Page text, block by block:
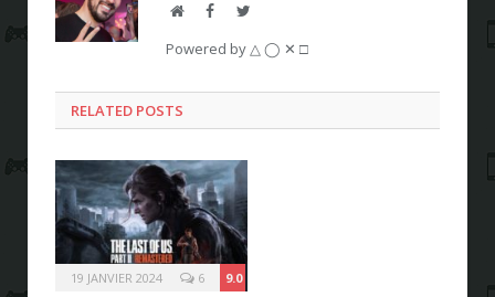
WebsiteFacebookTwitter
Powered by △ ◯ ✕ □
RELATED POSTS
19 JANVIER 2024 9.0
6